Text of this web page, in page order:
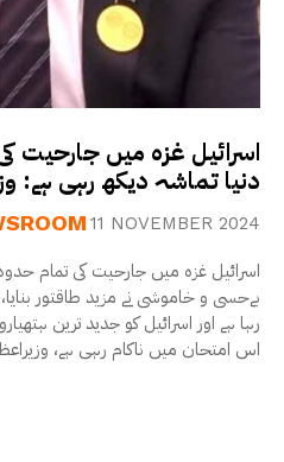
اسرائیل غزہ میں جارحیت
دنیا تماشہ دیکھ رہی ہے:
11 NOVEMBER 2024
اسرائیل غزہ میں جارحیت کی تمام حدود
بےحسی و خاموشی نے مزید طاقتور
رہا ہے اور اسرائیل کو جدید ترین
اس امتحان میں ناکام رہی ہے،